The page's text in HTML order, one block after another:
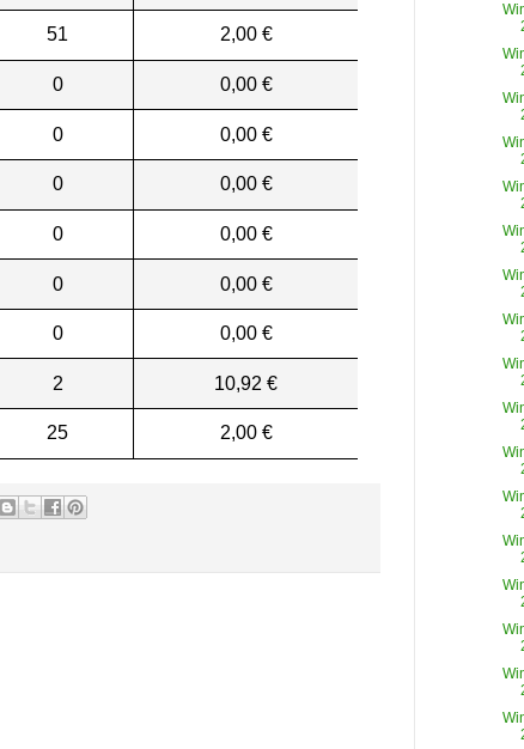
51 2,00 €
0 0,00 €
0 0,00 €
0 0,00 €
0 0,00 €
0 0,00 €
0 0,00 €
2 10,92 €
25 2,00 €